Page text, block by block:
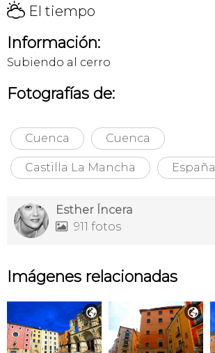
H El tiempo
Información:
Subiendo al cerro
Fotografías de:
Cuenca Cuenca
Castilla La Mancha España
Esther Íncera
 911 fotos
Imágenes relacionadas
 